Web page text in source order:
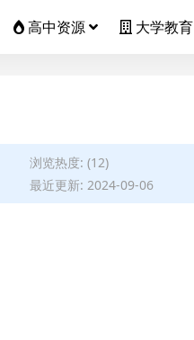
高中资源 大学教育
浏览热度: (12)
最近更新: 2024-09-06